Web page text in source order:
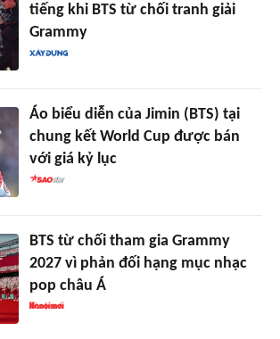
tiếng khi BTS từ chối tranh giải
Grammy
Áo biểu diễn của Jimin (BTS) tại
chung kết World Cup được bán
với giá kỷ lục
BTS từ chối tham gia Grammy
2027 vì phản đối hạng mục nhạc
pop châu Á